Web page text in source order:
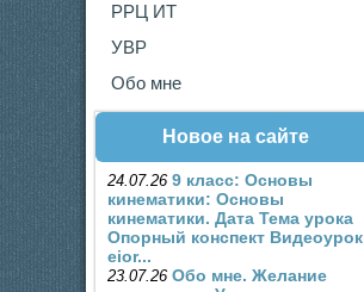
РРЦ ИТ
УВР
Обо мне
Новое на сайте
24.07.26 9 класс: Основы
кинематики: Основы
кинематики. Дата Тема урока
Опорный конспект Видеоурок
eior...
23.07.26 Обо мне. Желание